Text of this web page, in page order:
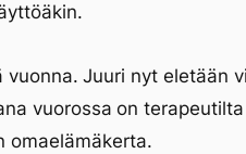
Juuri nyt eletään
vuorossa on
omaelämäkerta.